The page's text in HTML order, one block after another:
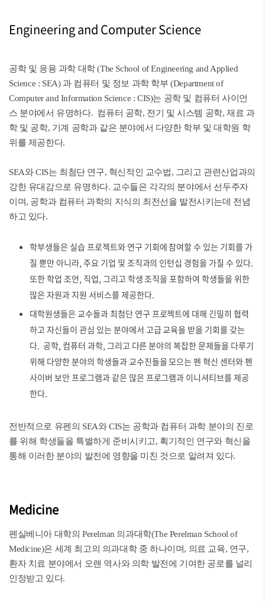
Engineering and Computer Science
공학 및 응용 과학 대학 (The School of Engineering and Applied
Science : SEA) 과 컴퓨터 및 정보 과학 학부 (Department of
Computer and Information Science : CIS)는 공학 및 컴퓨터 사이언
스 분야에서 유명하다. 컴퓨터 공학, 전기 및 시스템 공학, 재료 과
학 및 공학, 기계 공학과 같은 분야에서 다양한 학부 및 대학원 학
위를 제공한다.
SEA와 CIS는 최첨단 연구, 혁신적인 교수법, 그리고 관련산업과의
강한 유대감으로 유명하다. 교수들은 각각의 분야에서 선두주자
이며, 공학과 컴퓨터 과학의 지식의 최전선을 발전시키는데 전념
하고 있다.
학부생들은 실습 프로젝트와 연구 기회에 참여할 수 있는 기회를 가
질 뿐만 아니라, 주요 기업 및 조직과의 인턴십 경험을 가질 수 있다.
또한 학업 조언, 직업, 그리고 학생 조직을 포함하여 학생들을 위한
많은 자원과 지원 서비스를 제공한다.
대학원생들은 교수들과 최첨단 연구 프로젝트에 대해 긴밀히 협력
하고 자신들이 관심 있는 분야에서 고급 교육을 받을 기회를 갖는
다. 공학, 컴퓨터 과학, 그리고 다른 분야의 복잡한 문제들을 다루기
위해 다양한 분야의 학생들과 교수진들을 모으는 펜 혁신 센터와 펜
사이버 보안 프로그램과 같은 많은 프로그램과 이니셔티브를 제공
한다.
전반적으로 유펜의 SEA와 CIS는 공학과 컴퓨터 과학 분야의 진로
를 위해 학생들을 특별하게 준비시키고, 획기적인 연구와 혁신을
통해 이러한 분야의 발전에 영향을 미친 것으로 알려져 있다.
Medicine
펜실베니아 대학의 Perelman 의과대학(The Perelman School of
Medicine)은 세계 최고의 의과대학 중 하나이며, 의료 교육, 연구,
환자 치료 분야에서 오랜 역사와 의학 발전에 기여한 공로를 널리
인정받고 있다.